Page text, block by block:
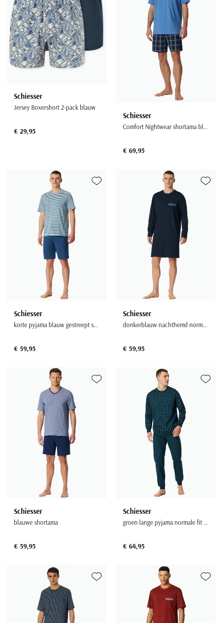
Schiesser
Jersey Boxershort 2-pack blauw
€ 29,95
Schiesser
Comfort Nightwear shortama blauw geruit
€ 69,95
Schiesser
korte pyjama blauw gestreept shirt
€ 59,95
Toevoegen aan favorieten
Schiesser
donkerblauw nachthemd normale fit
€ 59,95
Schiesser
blauwe shortama
€ 59,95
Toevoegen aan favorieten
Schiesser
groen lange pyjama normale fit met print
€ 64,95
Toevoegen aan favorieten